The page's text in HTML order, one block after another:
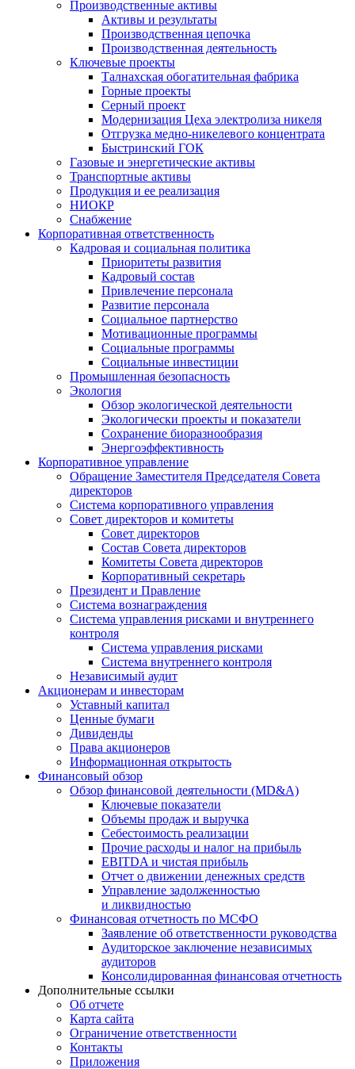
Производственные активы
Активы и результаты
Производственная цепочка
Производственная деятельность
Ключевые проекты
Талнахская обогатительная фабрика
Горные проекты
Серный проект
Модернизация Цеха электролиза никеля
Отгрузка медно-никелевого концентрата
Быстринский ГОК
Газовые и энергетические активы
Транспортные активы
Продукция и ее реализация
НИОКР
Снабжение
Корпоративная ответственность
Кадровая и социальная политика
Приоритеты развития
Кадровый состав
Привлечение персонала
Развитие персонала
Социальное партнерство
Мотивационные программы
Социальные программы
Социальные инвестиции
Промышленная безопасность
Экология
Обзор экологической деятельности
Экологически проекты и показатели
Сохранение биоразнообразия
Энергоэффективность
Корпоративное управление
Обращение Заместителя Председателя Совета
директоров
Система корпоративного управления
Совет директоров и комитеты
Совет директоров
Состав Совета директоров
Комитеты Совета директоров
Корпоративный секретарь
Президент и Правление
Система вознаграждения
Система управления рисками и внутреннего
контроля
Система управления рисками
Система внутреннего контроля
Независимый аудит
Акционерам и инвесторам
Уставный капитал
Ценные бумаги
Дивиденды
Права акционеров
Информационная открытость
Финансовый обзор
Обзор финансовой деятельности (MD&A)
Ключевые показатели
Объемы продаж и выручка
Себестоимость реализации
Прочие расходы и налог на прибыль
EBITDA и чистая прибыль
Отчет о движении денежных средств
Управление задолженностью
и ликвидностью
Финансовая отчетность по МСФО
Заявление об ответственности руководства
Аудиторское заключение независимых
аудиторов
Консолидированная финансовая отчетность
Дополнительные ссылки
Об отчете
Карта сайта
Ограничение ответственности
Контакты
Приложения